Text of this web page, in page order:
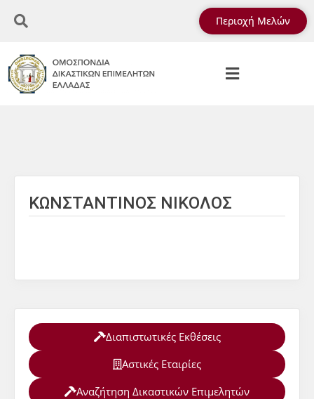
Περιοχή Μελών
ΚΩΝΣΤΑΝΤΙΝΟΣ ΝΙΚΟΛΟΣ
Διαπιστωτικές Εκθέσεις
Αστικές Εταιρίες
Αναζήτηση Δικαστικών Επιμελητών